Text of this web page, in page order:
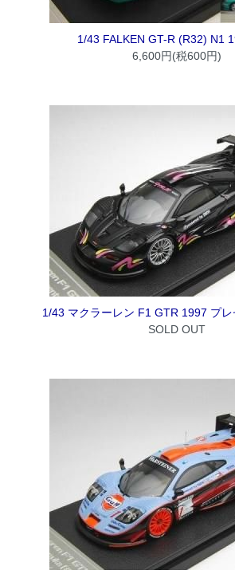
1/43 FALKEN GT-R (R32) N1
6,600円(税600円)
1/43 マクラーレン F1 GTR 1997 プ
SOLD OUT